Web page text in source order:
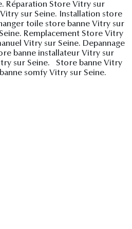
Réparation Store Vitry sur
sur Seine. Installation store
toile store banne Vitry sur
Remplacement Store Vitry
Vitry sur Seine. Depannage
banne installateur Vitry sur
sur Seine. Store banne Vitry
somfy Vitry sur Seine.